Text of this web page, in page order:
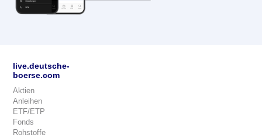
live.deutsche-
boerse.com
Aktien
Anleihen
ETF/ETP
Fonds
Rohstoffe